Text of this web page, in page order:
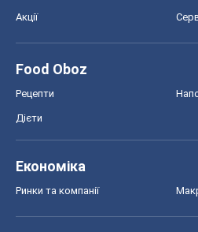
Акції
Food Oboz
Рецепти
Дієти
Економіка
Ринки та компанії